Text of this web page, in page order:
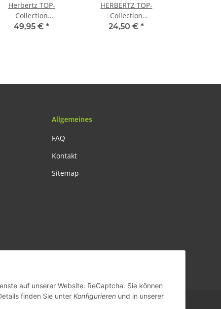
auf unserer Website: ReCaptcha. Sie können
finden Sie unter Konfigurieren und in unserer
Herbertz TOP-
Collection
Frame
49,95 € *
HERBERTZ TOP-
Collection
Einhandmesser, AISI
24,50 € *
Allgemeines
FAQ
Kontakt
Sitemap
Powered by